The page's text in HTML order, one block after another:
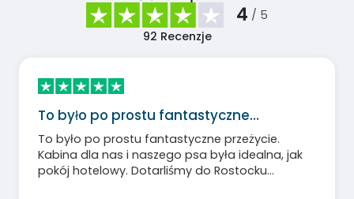
4 / 5
92 Recenzje
To było po prostu fantastyczne…
To było po prostu fantastyczne przeżycie.
Kabina dla nas i naszego psa była idealna, jak
pokój hotelowy. Dotarliśmy do Rostocku